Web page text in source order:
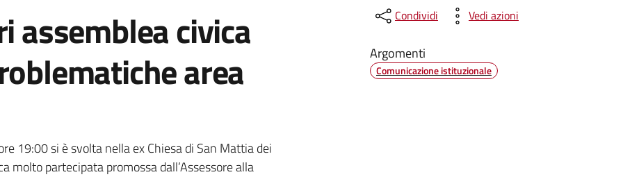
assemblea civica
area
19:00 si è svolta nella ex Chiesa di San Mattia dei
molto partecipata promossa dall’Assessore alla
Condividi Vedi azioni
Argomenti
Comunicazione istituzionale